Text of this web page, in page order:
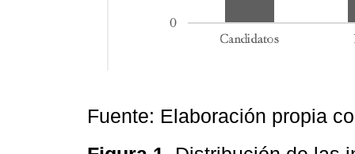
Fuente: Elaboración propia